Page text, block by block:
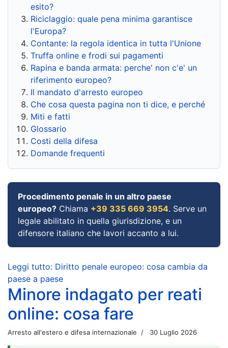
esito?
Riciclaggio: quale pena minima garantisce
l'Europa?
Contante: la regola identica in tutta l'Unione
Truffa online e frodi sui pagamenti
Rapina e banda armata: perche' non c'e' un
riferimento europeo?
Il mandato d'arresto europeo
Che cosa questa pagina non ti dice, e perché
Miti e fatti
Glossario
Costi della difesa
Domande frequenti
Procedimento penale in un altro paese
europeo? Chiama +39 335 669 3954. Serve un
legale abilitato in quella giurisdizione, e un
difensore italiano che lavori accanto a lui.
Leggi tutto: Diritto penale europeo: cosa cambia da
paese a paese
Minore indagato per reati
online: cosa fare
Arresto all'estero e difesa internazionale 30 Luglio 2026